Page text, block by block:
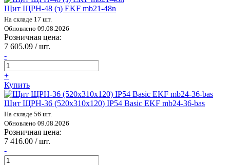
Щит ЩРН-48 (з) EKF mb21-48n
На складе 17 шт.
Обновлено 09.08.2026
Розничная цена:
7 605.09 / шт.
-
+
Купить
Щит ЩРН-36 (520х310х120) IP54 Basic EKF mb24-36-bas
На складе 56 шт.
Обновлено 09.08.2026
Розничная цена:
7 416.00 / шт.
-